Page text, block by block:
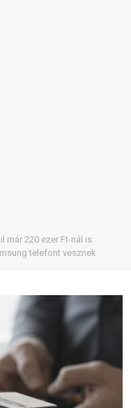
már 220 ezer Ft-nál is
telefont vesznek